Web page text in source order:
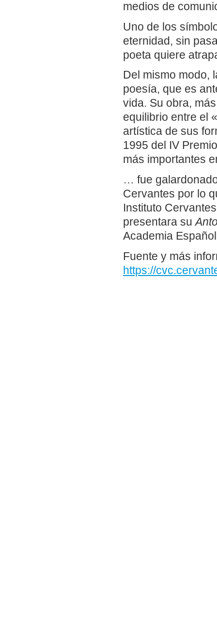
medios de
Uno de los
eternidad, sin
poeta quiere
Del mismo modo,
poesía, que es
vida. Su obra,
equilibrio entre el
artística de sus
1995 del IV
más importantes
… fue
Cervantes por lo
Instituto
presentara su
Academia
Fuente y más
https://